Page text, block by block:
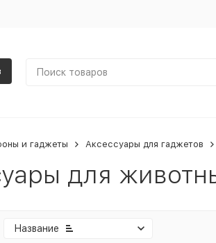
и гаджеты Аксессуары для гаджетов
для
Название